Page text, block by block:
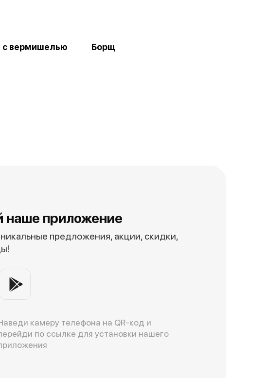
с вермишелью Борщ
наше приложение
предложения, акции, скидки,
камеру телефона на QR-код и
по ссылке для установки нашего